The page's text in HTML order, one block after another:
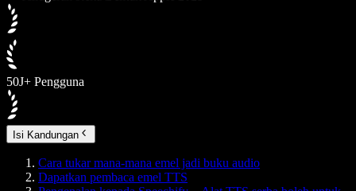
50J+ Pengguna
Isi Kandungan
Cara tukar mana-mana emel jadi buku audio
Dapatkan pembaca emel TTS